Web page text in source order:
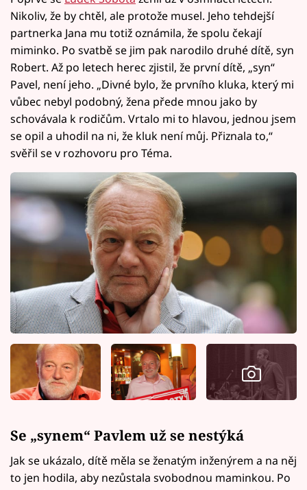
Nikoliv, že by chtěl, ale protože musel. Jeho tehdejší
partnerka Jana mu totiž oznámila, že spolu čekají
miminko. Po svatbě se jim pak narodilo druhé dítě, syn
Robert. Až po letech herec zjistil, že první dítě, „syn“
Pavel, není jeho. „Divné bylo, že prvního kluka, který mi
vůbec nebyl podobný, žena přede mnou jako by
schovávala k rodičům. Vrtalo mi to hlavou, jednou jsem
se opil a uhodil na ni, že kluk není můj. Přiznala to,“
svěřil se v rozhovoru pro Téma.
Se „synem“ Pavlem už se nestýká
Jak se ukázalo, dítě měla se ženatým inženýrem a na něj
to jen hodila, aby nezůstala svobodnou maminkou. Po